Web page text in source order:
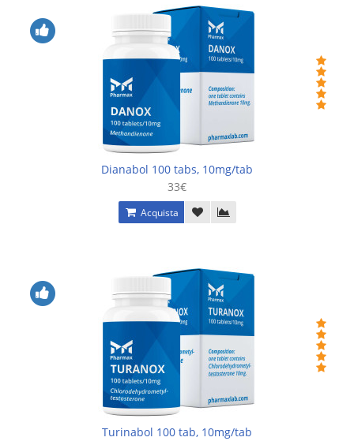
Dianabol 100 tabs, 10mg/tab
33€
Acquista
Turinabol 100 tab, 10mg/tab